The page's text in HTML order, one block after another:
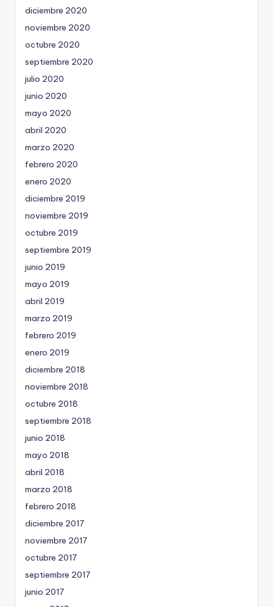
diciembre 2020
noviembre 2020
octubre 2020
septiembre 2020
julio 2020
junio 2020
mayo 2020
abril 2020
marzo 2020
febrero 2020
enero 2020
diciembre 2019
noviembre 2019
octubre 2019
septiembre 2019
junio 2019
mayo 2019
abril 2019
marzo 2019
febrero 2019
enero 2019
diciembre 2018
noviembre 2018
octubre 2018
septiembre 2018
junio 2018
mayo 2018
abril 2018
marzo 2018
febrero 2018
diciembre 2017
noviembre 2017
octubre 2017
septiembre 2017
junio 2017